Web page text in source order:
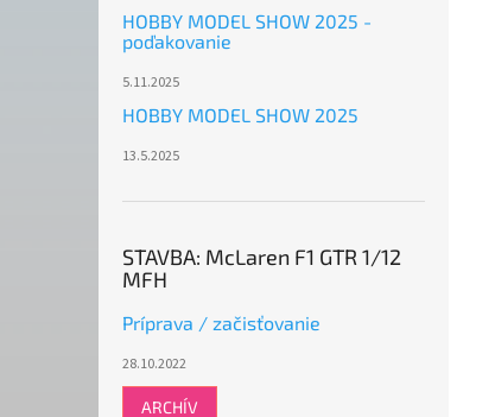
HOBBY MODEL SHOW 2025 -
poďakovanie
5.11.2025
HOBBY MODEL SHOW 2025
13.5.2025
STAVBA: McLaren F1 GTR 1/12
MFH
Príprava / začisťovanie
28.10.2022
ARCHÍV